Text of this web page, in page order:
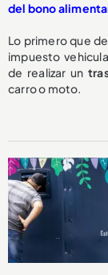
del bono
Lo primero que
impuesto
de realizar un
carro o moto.